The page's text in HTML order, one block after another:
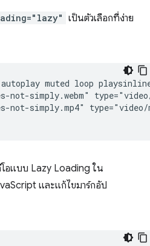
เป็นตัวเลือกที่ง่าย
muted loop
not-simply.webm"
not-simply.mp4"
โอแบบ Lazy Loading ใน
และแก้ไขมาร์กอัป